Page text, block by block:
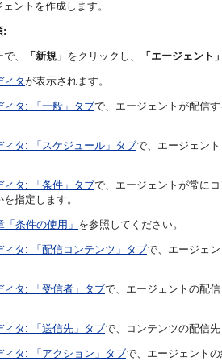
ントを作成します。
:
、 「新規」 をクリックし、 「エージェント
ィタが表示されます。
ィタ: 「一般」タブで、エージェントが配信
ィタ: 「スケジュール」タブで、エージェン
ィタ: 「条件」タブで、エージェントが常に
指定します。
「条件の使用」 を参照してください。
ィタ: 「配信コンテンツ」タブで、エージェ
ィタ: 「受信者」タブで、エージェントの配
ィタ: 「送信先」タブで、コンテンツの配信
ィタ: 「アクション」タブで、エージェント